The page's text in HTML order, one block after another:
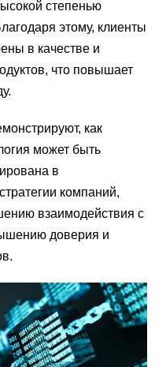
степенью
этому, клиенты
в качестве и
что повышает
как
может быть
в
компаний,
взаимодействия с
доверия и